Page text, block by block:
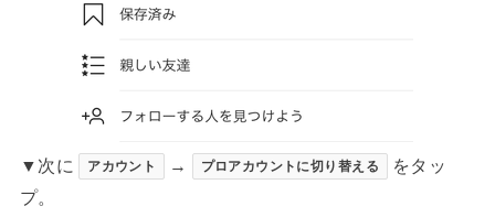
▼次に アカウント → プロアカウントに切り替える
をタッ
プ。